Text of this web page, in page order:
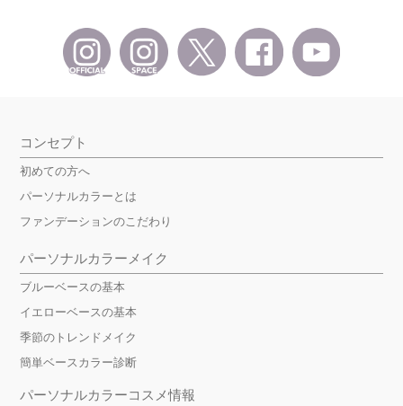
コンセプト
初めての方へ
パーソナルカラーとは
ファンデーションのこだわり
パーソナルカラーメイク
ブルーベースの基本
イエローベースの基本
季節のトレンドメイク
簡単ベースカラー診断
パーソナルカラーコスメ情報